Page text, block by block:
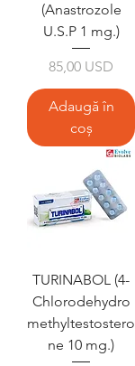
(Anastrozole
U.S.P 1 mg.)
Preț
85,00 USD
Adaugă în
coș
TURINABOL (4-
Chlorodehydro
methyltestostero
ne 10 mg.)